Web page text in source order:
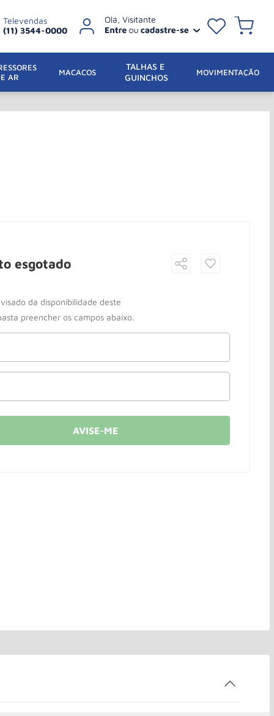
Televendas
(11) 3544-0000
AR
MACACOS
TALHAS E
GUINCHOS
MOVIMENTAÇÃO
esgotado